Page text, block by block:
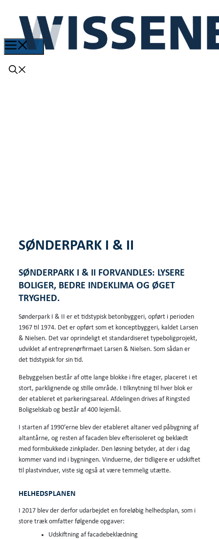
SØNDERPARK I & II
SØNDERPARK I & II FORVANDLES: LYSERE
BOLIGER, BEDRE INDEKLIMA OG ØGET
TRYGHED.
Sønderpark I & II er et tidstypisk betonbyggeri, opført i perioden
1967 til 1974. Det er opført som et konceptbyggeri, kaldet Larsen
& Nielsen. Det var oprindeligt et standardiseret typeboligprojekt,
udviklet af entreprenørfirmaet Larsen & Nielsen. Som sådan er
det tidstypisk for sin tid.
Bebyggelsen består af otte lange blokke i fire etager, placeret i et
stort, parklignende og stille område. I tilknytning til hver blok er
der etableret et parkeringsareal. Afdelingen drives af Ringsted
Boligselskab og består af 400 lejemål.
I starten af 1990’erne blev der etableret altaner ved påbygning af
altantårne, og resten af facaden blev efterisoleret og beklædt
med formbukkede zinkplader. Den løsning betyder, at der i dag
kommer vand ind i bygningen. Vinduerne, der tidligere er udskiftet
til plastvinduer, viste sig også at være temmelig utætte.
HELHEDSPLANEN
I 2017 blev der derfor udarbejdet en foreløbig helhedsplan, som i
store træk omfatter følgende opgaver:
Udskiftning af facadebeklædning